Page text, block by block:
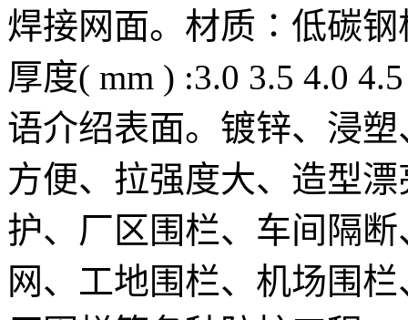
焊接网面。材质∶低碳钢
厚度( mm ) :3.0 3.5 4.0
语介绍表面。镀锌、浸
方便、拉强度大、造型
护、厂区围栏、车间隔
网、工地围栏、机场围